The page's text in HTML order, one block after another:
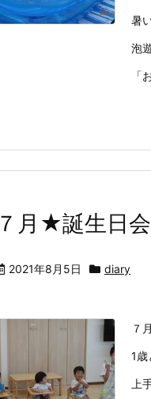
暑
泡
「
７月★誕生日
2021年8月5日 diary
７
1
上